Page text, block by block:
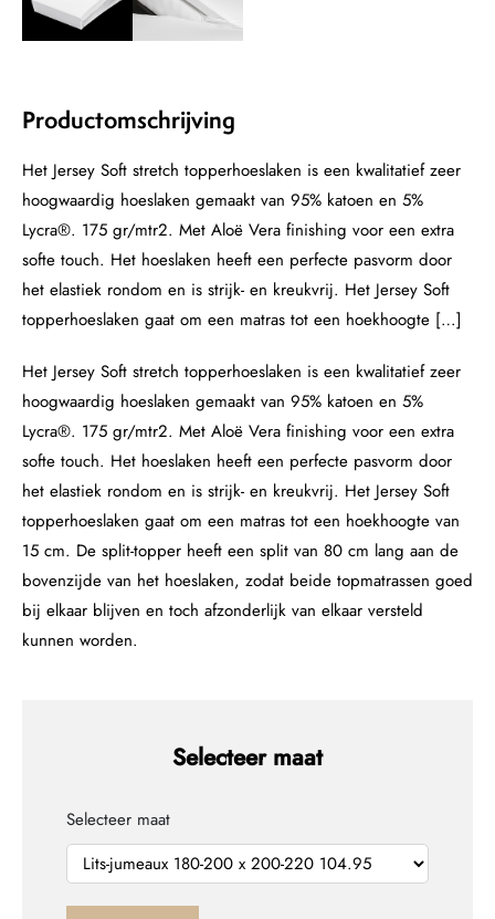
Productomschrijving
Het Jersey Soft stretch topperhoeslaken is een kwalitatief zeer
hoogwaardig hoeslaken gemaakt van 95% katoen en 5%
Lycra®. 175 gr/mtr2. Met Aloë Vera finishing voor een extra
softe touch. Het hoeslaken heeft een perfecte pasvorm door
het elastiek rondom en is strijk- en kreukvrij. Het Jersey Soft
topperhoeslaken gaat om een matras tot een hoekhoogte […]
Het Jersey Soft stretch topperhoeslaken is een kwalitatief zeer
hoogwaardig hoeslaken gemaakt van 95% katoen en 5%
Lycra®. 175 gr/mtr2. Met Aloë Vera finishing voor een extra
softe touch. Het hoeslaken heeft een perfecte pasvorm door
het elastiek rondom en is strijk- en kreukvrij. Het Jersey Soft
topperhoeslaken gaat om een matras tot een hoekhoogte van
15 cm. De split-topper heeft een split van 80 cm lang aan de
bovenzijde van het hoeslaken, zodat beide topmatrassen goed
bij elkaar blijven en toch afzonderlijk van elkaar versteld
kunnen worden.
Selecteer maat
Selecteer maat